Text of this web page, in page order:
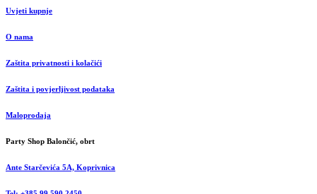
Uvjeti kupnje
O nama
Zaštita privatnosti i kolačići
Zaštita i povjerljivost podataka
Maloprodaja
Party Shop Balončić, obrt
Ante Starčevića 5A, Koprivnica